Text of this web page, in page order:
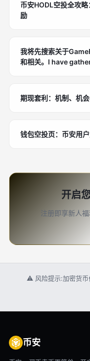
币安HODL空投全攻
励
我将先搜索关于
和相关。I have
期现套利：机制、机
钱包空投页：币安用
开启
注册即享新人
⚠ 风险提示:加密货币
币安